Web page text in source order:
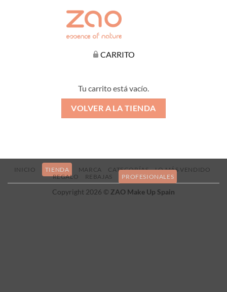
CARRITO
Tu carrito está vacío.
VOLVER A LA TIENDA
INICIO TIENDA MARCA CATEGORÍAS
LO MÁS VENDIDO
REGALO
REBAJAS PROFESIONALES
Copyright 2026 © ZAO Make Up Spain